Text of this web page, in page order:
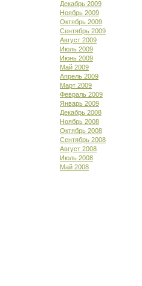
Декабрь 2009
Ноябрь 2009
Октябрь 2009
Сентябрь 2009
Август 2009
Июль 2009
Июнь 2009
Май 2009
Апрель 2009
Март 2009
Февраль 2009
Январь 2009
Декабрь 2008
Ноябрь 2008
Октябрь 2008
Сентябрь 2008
Август 2008
Июль 2008
Май 2008